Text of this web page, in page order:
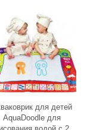
для детей
AquaDoodle для